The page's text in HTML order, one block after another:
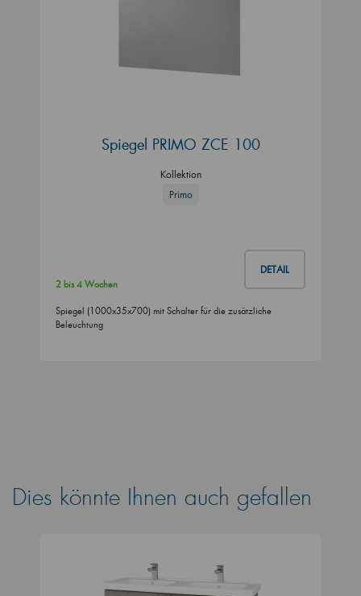
Spiegel PRIMO ZCE 100
Kollektion
Primo
DETAIL
2 bis 4 Wochen
Spiegel (1000x35x700) mit Schalter für die zusätzliche
Beleuchtung
Dies könnte Ihnen auch gefallen